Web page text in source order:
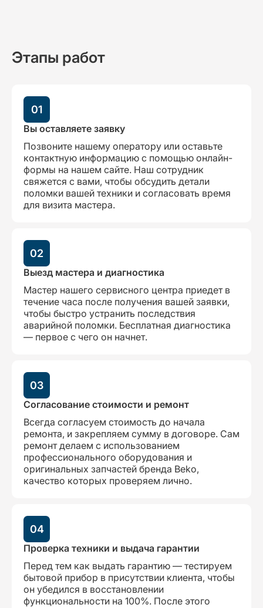
Этапы работ
01
Вы оставляете заявку
Позвоните нашему оператору или оставьте
контактную информацию с помощью онлайн-
формы на нашем сайте. Наш сотрудник
свяжется с вами, чтобы обсудить детали
поломки вашей техники и согласовать время
для визита мастера.
02
Выезд мастера и диагностика
Мастер нашего сервисного центра приедет в
течение часа после получения вашей заявки,
чтобы быстро устранить последствия
аварийной поломки. Бесплатная диагностика
— первое с чего он начнет.
03
Согласование стоимости и ремонт
Всегда согласуем стоимость до начала
ремонта, и закрепляем сумму в договоре. Сам
ремонт делаем с использованием
профессионального оборудования и
оригинальных запчастей бренда Beko,
качество которых проверяем лично.
04
Проверка техники и выдача гарантии
Перед тем как выдать гарантию — тестируем
бытовой прибор в присутствии клиента, чтобы
он убедился в восстановлении
функциональности на 100%. После этого